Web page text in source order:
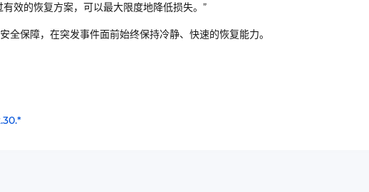
效的恢复方案，可以最大限度地降低损失。”
保障，在突发事件面前始终保持冷静、快速的恢复能力。